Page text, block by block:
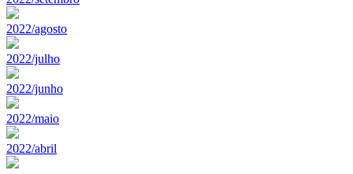
2022/agosto
2022/julho
2022/junho
2022/maio
2022/abril